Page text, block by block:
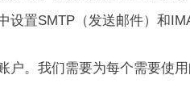
设置SMTP（发送邮件）和
户。我们需要为每个需要使